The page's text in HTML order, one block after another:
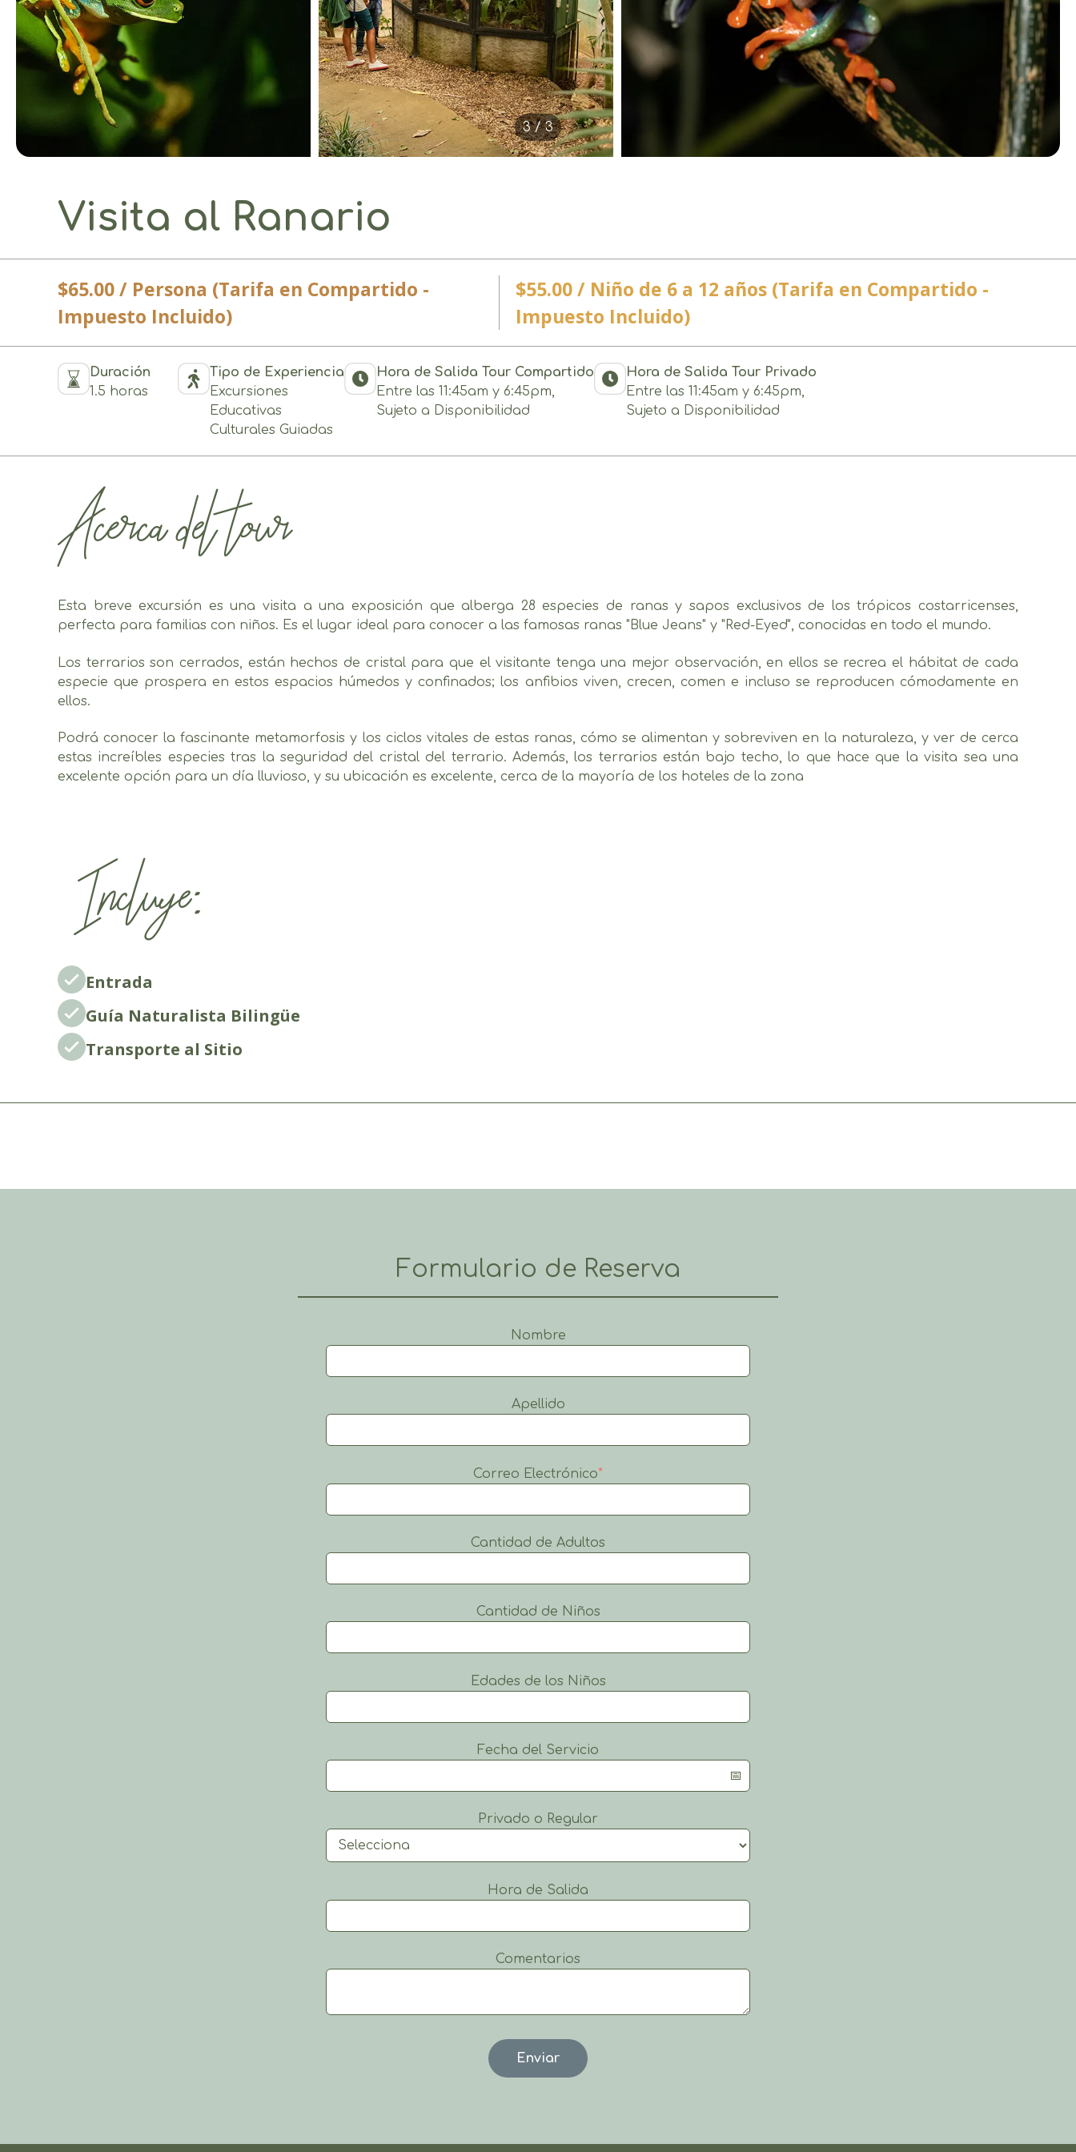
3 / 3
Visita al Ranario
$65.00 / Persona (Tarifa en Compartido -
Impuesto Incluido)
$55.00 / Niño de 6 a 12 años (Tarifa en Compartido -
Impuesto Incluido)
Duración
1.5 horas
Tipo de Experiencia
Excursiones
Educativas
Culturales Guiadas
Hora de Salida Tour Compartido
Entre las 11:45am y 6:45pm,
Sujeto a Disponibilidad
Hora de Salida Tour Privado
Entre las 11:45am y 6:45pm,
Sujeto a Disponibilidad
Acerca del tour
Esta breve excursión es una visita a una exposición que alberga 28 especies de ranas y sapos exclusivos de los trópicos costarricenses,
perfecta para familias con niños. Es el lugar ideal para conocer a las famosas ranas "Blue Jeans" y "Red-Eyed", conocidas en todo el mundo.
Los terrarios son cerrados, están hechos de cristal para que el visitante tenga una mejor observación, en ellos se recrea el hábitat de cada
especie que prospera en estos espacios húmedos y confinados; los anfibios viven, crecen, comen e incluso se reproducen cómodamente en
ellos.
Podrá conocer la fascinante metamorfosis y los ciclos vitales de estas ranas, cómo se alimentan y sobreviven en la naturaleza, y ver de cerca
estas increíbles especies tras la seguridad del cristal del terrario. Además, los terrarios están bajo techo, lo que hace que la visita sea una
excelente opción para un día lluvioso, y su ubicación es excelente, cerca de la mayoría de los hoteles de la zona
Incluye:
Entrada
Guía Naturalista Bilingüe
Transporte al Sitio
Formulario de Reserva
Nombre
Apellido
Correo Electrónico*
Cantidad de Adultos
Cantidad de Niños
Edades de los Niños
Fecha del Servicio
Privado o Regular
Hora de Salida
Comentarios